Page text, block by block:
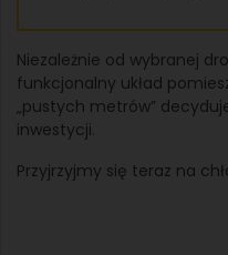
Niezależnie od wybranej
funkcjonalny układ
„pustych metrów”
inwestycji.
Przyjrzyjmy się teraz na